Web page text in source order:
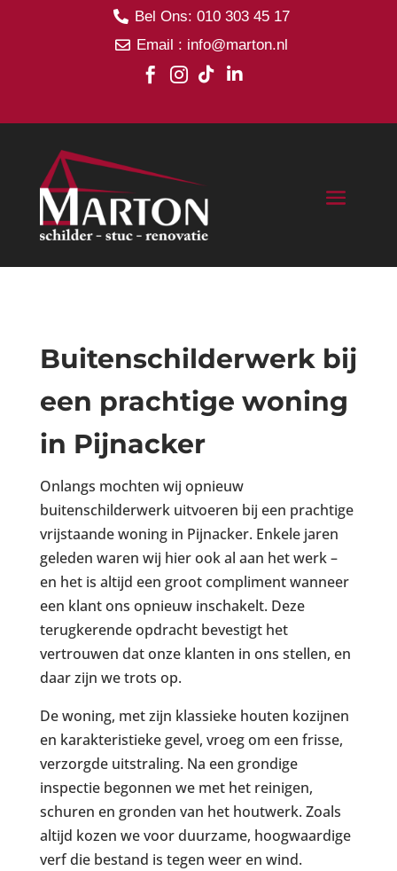
 Bel Ons: 010 303 45 17
 Email : info@marton.nl
   
Buitenschilderwerk bij
een prachtige woning
in Pijnacker
Onlangs mochten wij opnieuw
buitenschilderwerk uitvoeren bij een prachtige
vrijstaande woning in Pijnacker. Enkele jaren
geleden waren wij hier ook al aan het werk –
en het is altijd een groot compliment wanneer
een klant ons opnieuw inschakelt. Deze
terugkerende opdracht bevestigt het
vertrouwen dat onze klanten in ons stellen, en
daar zijn we trots op.
De woning, met zijn klassieke houten kozijnen
en karakteristieke gevel, vroeg om een frisse,
verzorgde uitstraling. Na een grondige
inspectie begonnen we met het reinigen,
schuren en gronden van het houtwerk. Zoals
altijd kozen we voor duurzame, hoogwaardige
verf die bestand is tegen weer en wind.